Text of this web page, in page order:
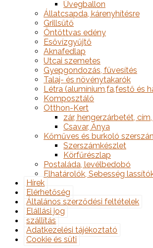
Üvegballon
Állatcsapda, kárenyhítésre
Grillsütő
Öntöttvas edény
Esővízgyűjtő
Aknafedlap
Utcai szemetes
Gyepgondozás, füvesítés
Talaj- és növénytakarók
Létra (alumínium,fa,festő és
Komposztáló
Otthon-Kert
zár, hengerzárbetét,
Csavar, Anya
Kőműves és burkoló
Szerszámkészlet
Körfűrészlap
Postaláda, levélbedobó
Elhatárolók, Sebesség
Hírek
Elérhetőség
Általános szerződési feltételek
Elállási jog
szállítás
Adatkezelési tájékoztató
Cookie és süti